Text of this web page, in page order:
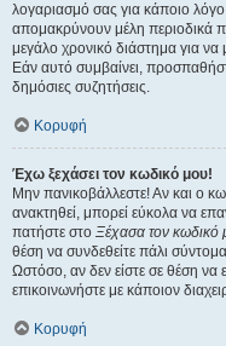
λογαριασμό σας για κάποιο
απομακρύνουν μέλη περιοδικά
μεγάλο χρονικό διάστημα για
Εάν αυτό συμβαίνει,
δημόσιες συζητήσεις.
Κορυφή
Έχω ξεχάσει τον κωδικό μου!
Μην πανικοβάλλεστε! Αν και ο
ανακτηθεί, μπορεί εύκολα να
πατήστε στο Ξέχασα τον κωδικό
θέση να συνδεθείτε πάλι
Ωστόσο, αν δεν είστε σε θέση
επικοινωνήστε με κάποιον
Κορυφή